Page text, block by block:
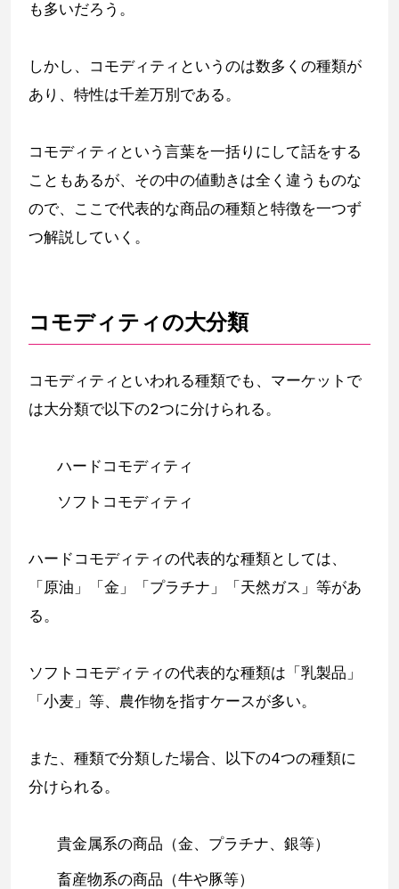
も多いだろう。
しかし、コモディティというのは数多くの種類が
あり、特性は千差万別である。
コモディティという言葉を一括りにして話をする
こともあるが、その中の値動きは全く違うものな
ので、ここで代表的な商品の種類と特徴を一つず
つ解説していく。
コモディティの大分類
コモディティといわれる種類でも、マーケットで
は大分類で以下の2つに分けられる。
ハードコモディティ
ソフトコモディティ
ハードコモディティの代表的な種類としては、
「原油」「金」「プラチナ」「天然ガス」等があ
る。
ソフトコモディティの代表的な種類は「乳製品」
「小麦」等、農作物を指すケースが多い。
また、種類で分類した場合、以下の4つの種類に
分けられる。
貴金属系の商品（金、プラチナ、銀等）
畜産物系の商品（牛や豚等）